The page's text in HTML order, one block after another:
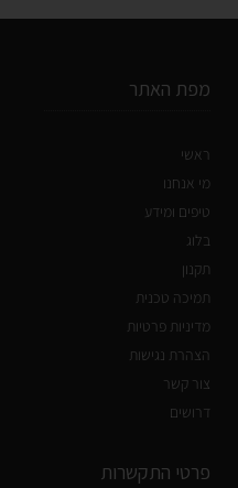
מפת האתר
ראשי
מי אנחנו
טיפים ומידע
בלוג
תקנון
תמיכה טכנית
מדיניות פרטיות
הצהרת נגישות
צור קשר
דרושים
פרטי התקשרות